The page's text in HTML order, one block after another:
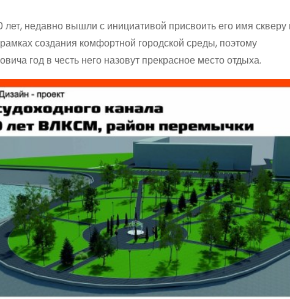
недавно вышли с инициативой присвоить его имя скверу
создания комфортной городской среды, поэтому
год в честь него назовут прекрасное место отдыха.